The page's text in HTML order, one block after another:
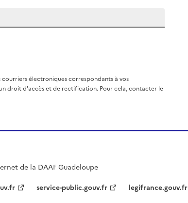
électroniques correspondants à vos
droit d'accès et de rectification. Pour cela, contacter le
de la DAAF Guadeloupe
service-public.gouv.fr legifrance.gouv.fr